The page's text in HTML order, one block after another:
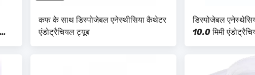
कफ के साथ डिस्पोजेबल एनेस्थीसिया कैथेटर
एंडोट्रैचियल ट्यूब
डिस्पोजेबल
10.0 मिमी